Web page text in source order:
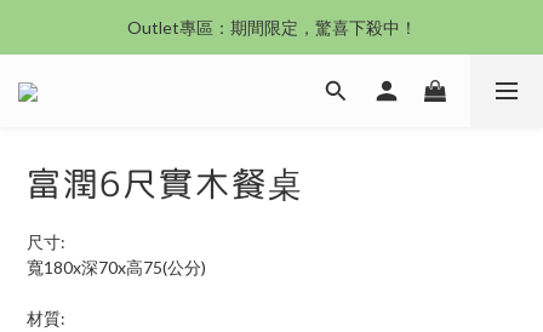
沙發新登場｜想躺就躺，頭等艙到商務艙一次擁有
Outlet專區：期間限定，驚喜下殺中！
沙發新登場｜想躺就躺，頭等艙到商務艙一次擁有
富潤6尺實木餐桌
尺寸:
寬180x深70x高75(公分)
材質: